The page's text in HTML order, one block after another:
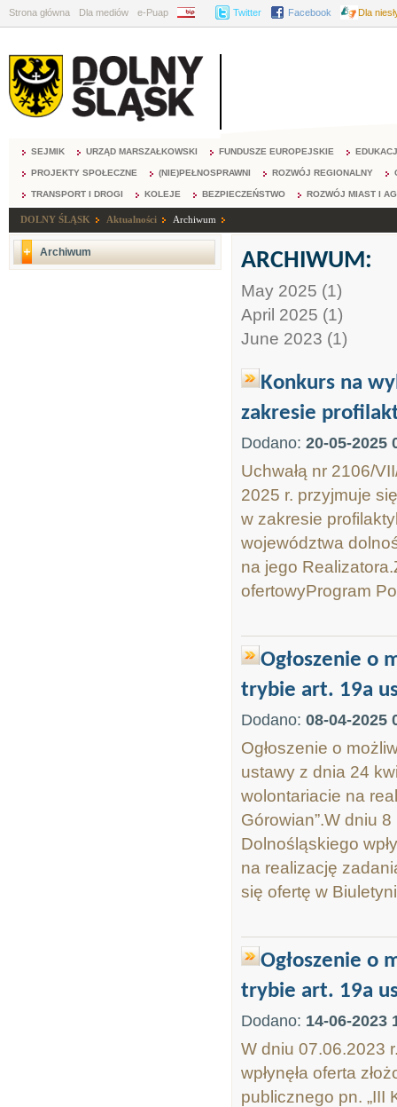
Strona główna Dla mediów e-Puap BIP Twitter Facebook Dla
SEJMIK URZĄD MARSZAŁKOWSKI FUNDUSZE EUROPEJSKIE
PROJEKTY SPOŁECZNE (NIE)PEŁNOSPRAWNI ROZWÓJ REGIONALNY
TRANSPORT I DROGI KOLEJE BEZPIECZEŃSTWO ROZWÓJ MIAST I
DOLNY ŚLĄSK Aktualności Archiwum
Archiwum ARCHIWUM:
May 2025 (1)
April 2025 (1)
June 2023 (1)
Konkurs na
zakresie
Dodano: 20-05-2025
Uchwałą nr 2106/
2025 r. przyjmuje
w zakresie
województwa
na jego
ofertowyProgram
Ogłoszenie o
trybie art. 19a
Dodano: 08-04-2025
Ogłoszenie o
ustawy z dnia 24
wolontariacie na
Górowian”.W dniu
Dolnośląskiego
na realizację
się ofertę w
Ogłoszenie o
trybie art. 19a
Dodano: 14-06-2023
W dniu 07.06.2023
wpłynęła oferta
publicznego pn. „III